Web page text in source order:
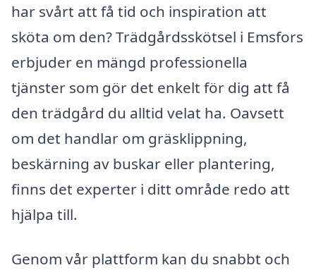
har svårt att få tid och inspiration att
sköta om den? Trädgårdsskötsel i Emsfors
erbjuder en mängd professionella
tjänster som gör det enkelt för dig att få
den trädgård du alltid velat ha. Oavsett
om det handlar om gräsklippning,
beskärning av buskar eller plantering,
finns det experter i ditt område redo att
hjälpa till.
Genom vår plattform kan du snabbt och